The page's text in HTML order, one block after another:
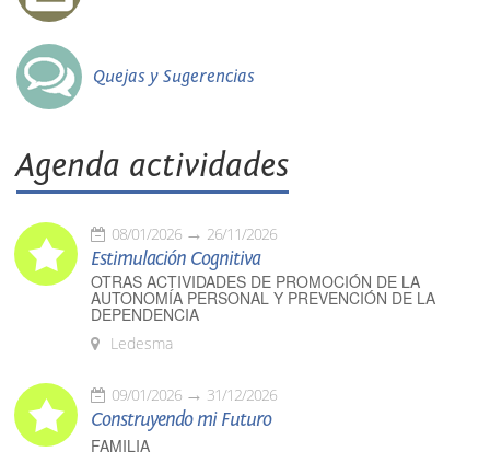
Quejas y Sugerencias
Agenda actividades
08/01/2026 26/11/2026
Estimulación Cognitiva
OTRAS ACTIVIDADES DE PROMOCIÓN DE LA
AUTONOMÍA PERSONAL Y PREVENCIÓN DE LA
DEPENDENCIA
Ledesma
09/01/2026 31/12/2026
Construyendo mi Futuro
FAMILIA